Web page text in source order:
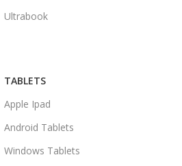
Ultrabook
TABLETS
Apple Ipad
Android Tablets
Windows Tablets